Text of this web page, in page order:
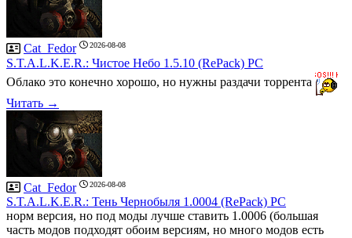
Cat_Fedor 2026-08-08
S.T.A.L.K.E.R.: Чистое Небо 1.5.10 (RePack) PC
Облако это конечно хорошо, но нужны раздачи торрента
Читать →
Cat_Fedor 2026-08-08
S.T.A.L.K.E.R.: Тень Чернобыля 1.0004 (RePack) PC
норм версия, но под моды лучше ставить 1.0006 (большая
часть модов подходят обоим версиям, но много модов есть